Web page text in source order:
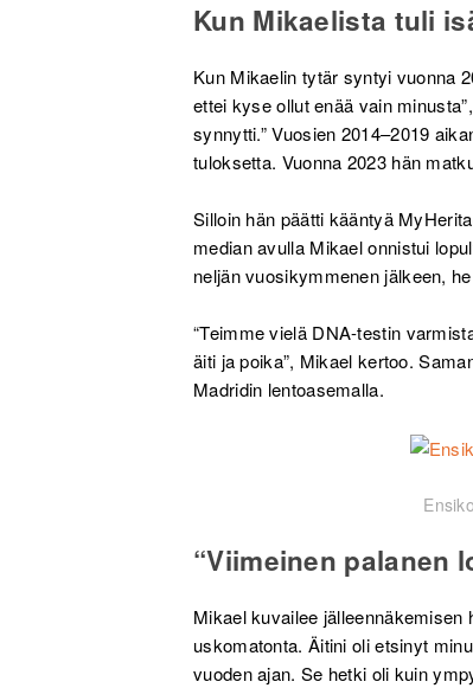
Kun Mikaelista tuli
Kun Mikaelin tytär syntyi vuonna
ettei kyse ollut enää vain
synnytti.” Vuosien 2014–2019
tuloksetta. Vuonna 2023 hän
Silloin hän päätti kääntyä
median avulla Mikael onnistui
neljän vuosikymmenen jälkeen,
“Teimme vielä DNA-testin
äiti ja poika”, Mikael kertoo.
Madridin lentoasemalla.
“Viimeinen palanen
Mikael kuvailee jälleennäkemisen
uskomatonta. Äitini oli etsinyt
vuoden ajan. Se hetki oli kuin